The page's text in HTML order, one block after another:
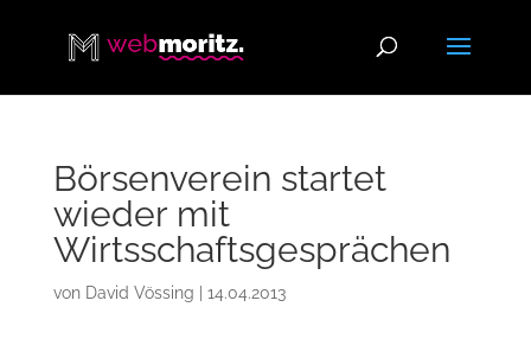
Börsenverein startet
wieder mit
Wirtsschaftsgesprächen
von David Vössing 14.04.2013